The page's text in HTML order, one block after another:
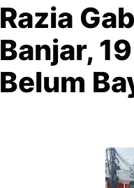
Razia
Banjar,
Belum